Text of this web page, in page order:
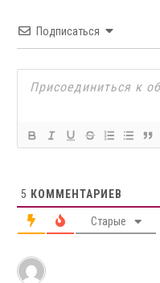
Подписаться
5 КОММЕНТАРИЕВ
Старые